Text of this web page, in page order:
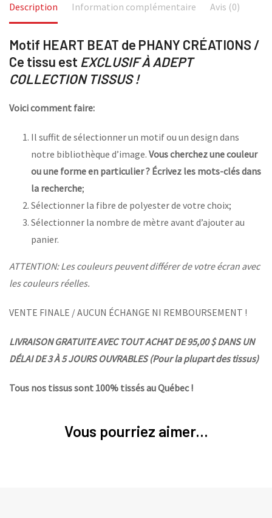
Description Information complémentaire Avis (0)
Motif HEART BEAT de PHANY CRÉATIONS /
Ce tissu est EXCLUSIF À ADEPT
COLLECTION TISSUS !
Voici comment faire:
Il suffit de sélectionner un motif ou un design dans
notre bibliothèque d’image. Vous cherchez une couleur
ou une forme en particulier ? Écrivez les mots-clés dans
la recherche;
Sélectionner la fibre de polyester de votre choix;
Sélectionner la nombre de mètre avant d’ajouter au
panier.
ATTENTION: Les couleurs peuvent différer de votre écran avec
les couleurs réelles.
VENTE FINALE / AUCUN ÉCHANGE NI REMBOURSEMENT !
LIVRAISON GRATUITE AVEC TOUT ACHAT DE 95,00 $ DANS UN
DÉLAI DE 3 À 5 JOURS OUVRABLES (Pour la plupart des tissus)
Tous nos tissus sont 100% tissés au Québec !
Vous pourriez aimer...